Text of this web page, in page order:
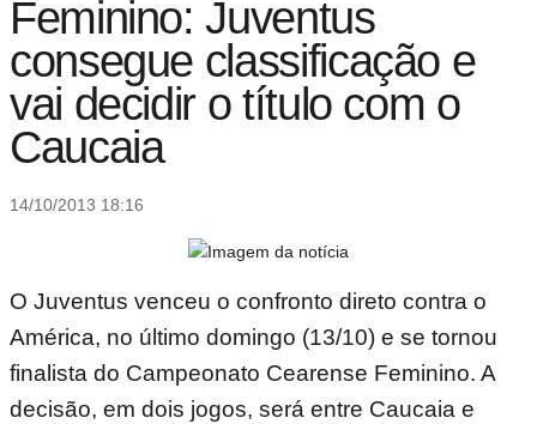
Feminino: Juventus
consegue classificação e
vai decidir o título com o
Caucaia
14/10/2013 18:16
O Juventus venceu o confronto direto contra o
América, no último domingo (13/10) e se tornou
finalista do Campeonato Cearense Feminino. A
decisão, em dois jogos, será entre Caucaia e